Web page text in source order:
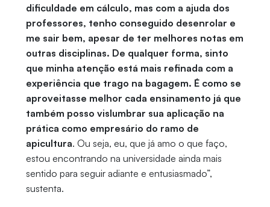
dificuldade em cálculo, mas com a ajuda dos
professores, tenho conseguido desenrolar e
me sair bem, apesar de ter melhores notas em
outras disciplinas. De qualquer forma, sinto
que minha atenção está mais refinada com a
experiência que trago na bagagem. É como se
aproveitasse melhor cada ensinamento já que
também posso vislumbrar sua aplicação na
prática como empresário do ramo de
apicultura. Ou seja, eu, que já amo o que faço,
estou encontrando na universidade ainda mais
sentido para seguir adiante e entusiasmado”,
sustenta.